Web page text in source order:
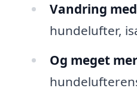
Vandring
hundelufter,
Og meget